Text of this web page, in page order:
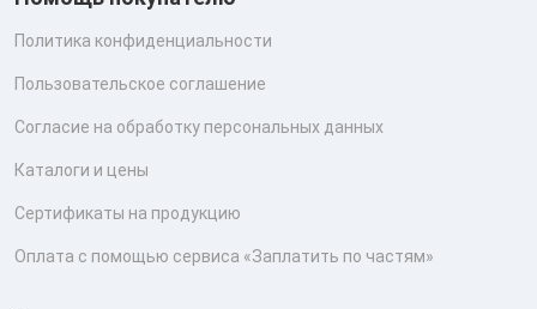
Политика конфиденциальности
Пользовательское соглашение
Согласие на обработку персональных данных
Каталоги и цены
Сертификаты на продукцию
Оплата с помощью сервиса «Заплатить по частям»